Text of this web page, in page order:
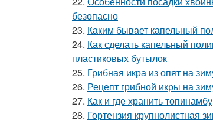
безопасно
23. Каким бывает капельный
24. Как сделать капельный
пластиковых бутылок
25. Грибная икра из опят на
26. Рецепт грибной икры на
27. Как и где хранить
28. Гортензия крупнолистная